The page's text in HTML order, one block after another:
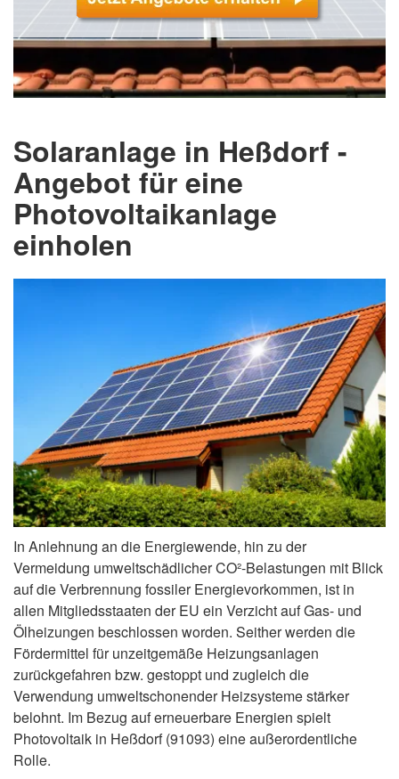
Solaranlage in Heßdorf -
Angebot für eine
Photovoltaikanlage
einholen
In Anlehnung an die Energiewende, hin zu der
Vermeidung umweltschädlicher CO²-Belastungen mit Blick
auf die Verbrennung fossiler Energievorkommen, ist in
allen Mitgliedsstaaten der EU ein Verzicht auf Gas- und
Ölheizungen beschlossen worden. Seither werden die
Fördermittel für unzeitgemäße Heizungsanlagen
zurückgefahren bzw. gestoppt und zugleich die
Verwendung umweltschonender Heizsysteme stärker
belohnt. Im Bezug auf erneuerbare Energien spielt
Photovoltaik in Heßdorf (91093) eine außerordentliche
Rolle.